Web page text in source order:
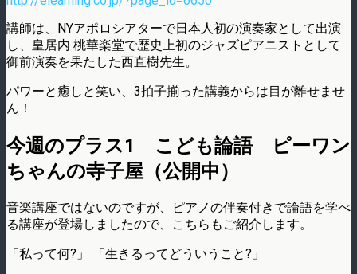
講師は、NYアポロシアターで日本人初の演奏家として出演
し、皇居内 桃華楽堂で歴史上初のジャズピアニストとして
御前演奏を果たした西直樹先生。
パワーと癒しと笑い、3拍子揃った講義からは目が離せませ
ん！
今週のプラス1 こども論語 ピーワン
ちゃんの寺子屋（公開中）
音楽講座ではないのですが、ピアノの伴奏付きで論語を学べ
る講座が登場しましたので、こちらもご紹介します。
「私って何?」 「生きるってどういうこと?」